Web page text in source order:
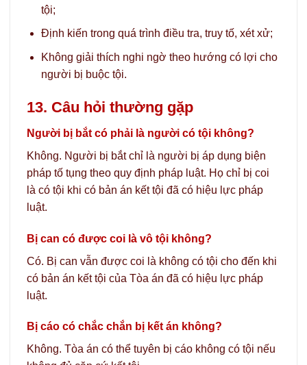
tội;
Định kiến trong quá trình điều tra, truy tố, xét xử;
Không giải thích nghi ngờ theo hướng có lợi cho
người bị buộc tội.
13. Câu hỏi thường gặp
Người bị bắt có phải là người có tội không?
Không. Người bị bắt chỉ là người bị áp dụng biện
pháp tố tụng theo quy định pháp luật. Họ chỉ bị coi
là có tội khi có bản án kết tội đã có hiệu lực pháp
luật.
Bị can có được coi là vô tội không?
Có. Bị can vẫn được coi là không có tội cho đến khi
có bản án kết tội của Tòa án đã có hiệu lực pháp
luật.
Bị cáo có chắc chắn bị kết án không?
Không. Tòa án có thể tuyên bị cáo không có tội nếu